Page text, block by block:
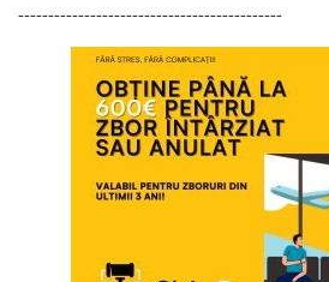
--------------------------------------------